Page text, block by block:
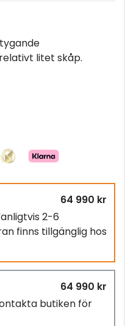
litet skåp.
64 990 kr
2-6
finns tillgänglig hos
64 990 kr
butiken för